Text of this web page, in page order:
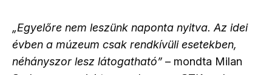
„Egyelőre nem leszünk naponta nyitva. Az idei
évben a múzeum csak rendkívüli esetekben,
néhányszor lesz látogatható” – mondta Milan